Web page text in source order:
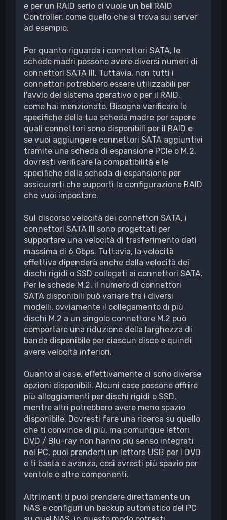
e per un RAID serio ci vuole un bel RAID
Controller, come quello che si trova sui server
ad esempio.
Per quanto riguarda i connettori SATA, le
schede madri possono avere diversi numeri di
connettori SATA III. Tuttavia, non tutti i
connettori potrebbero essere utilizzabili per
l'avvio del sistema operativo o per il RAID,
come hai menzionato. Bisogna verificare le
specifiche della tua scheda madre per sapere
quali connettori sono disponibili per il RAID e
se vuoi aggiungere connettori SATA aggiuntivi
tramite una scheda di espansione PCIe o M.2,
dovresti verificare la compatibilità e le
specifiche della scheda di espansione per
assicurarti che supporti la configurazione RAID
che vuoi impostare.
Sul discorso velocità dei connettori SATA, i
connettori SATA III sono progettati per
supportare una velocità di trasferimento dati
massima di 6 Gbps. Tuttavia, la velocità
effettiva dipenderà anche dalla velocità dei
dischi rigidi o SSD collegati ai connettori SATA.
Per le schede M.2, il numero di connettori
SATA disponibili può variare tra i diversi
modelli, ovviamente il collegamento di più
dischi M.2 a un singolo connettore M.2 può
comportare una riduzione della larghezza di
banda disponibile per ciascun disco e quindi
avere velocità inferiori.
Quanto ai case, effettivamente ci sono diverse
opzioni disponibili. Alcuni case possono offrire
più alloggiamenti per dischi rigidi o SSD,
mentre altri potrebbero avere meno spazio
disponibile. Dovresti fare una ricerca su quello
che ti convince di più, ma comunque lettori
DVD / Blu-ray non hanno più senso integrati
nel PC, puoi prenderti un lettore USB per i DVD
e ti basta e avanza, così avresti più spazio per
ventole e altre componenti.
Altrimenti ti puoi prendere direttamente un
NAS e configuri un backup automatico del PC